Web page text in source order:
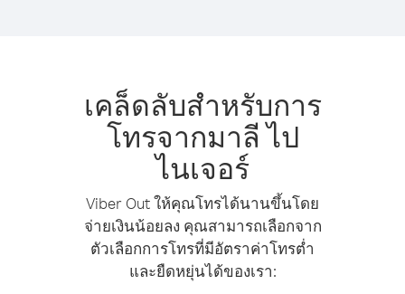
เคล็ดลับสำหรับการ
โทรจากมาลี ไป
ไนเจอร์
Viber Out ให้คุณโทรได้นานขึ้นโดย
จ่ายเงินน้อยลง คุณสามารถเลือกจาก
ตัวเลือกการโทรที่มีอัตราค่าโทรต่ำ
และยืดหยุ่นได้ของเรา: